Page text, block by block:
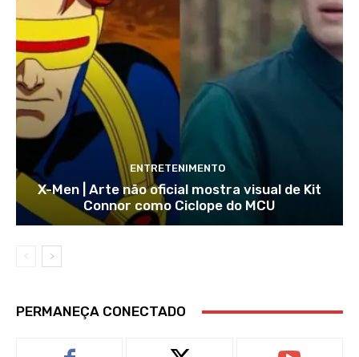
ENTRETENIMENTO
X-Men | Arte não oficial mostra visual de Kit
Connor como Ciclope do MCU
PERMANEÇA CONECTADO